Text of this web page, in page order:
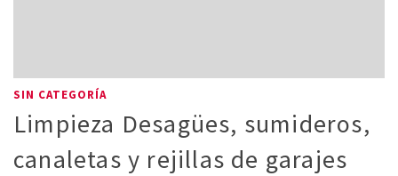
SIN CATEGORÍA
Limpieza Desagües, sumideros,
canaletas y rejillas de garajes